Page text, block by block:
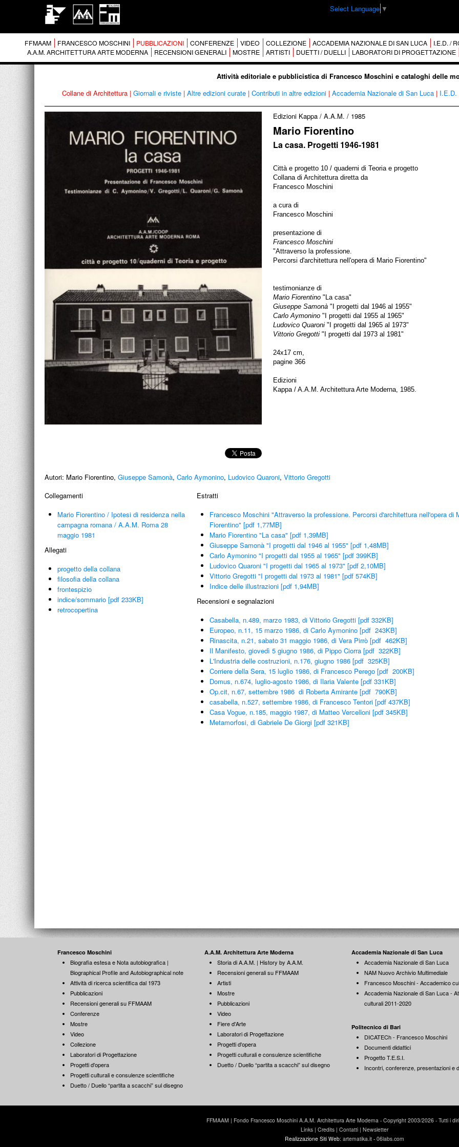
Select Language ▼
FFMAAM FRANCESCO MOSCHINI PUBBLICAZIONI CONFERENZE VIDEO COLLEZIONE ACCADEMIA NAZIONALE DI SAN LUCA I.E.D. /
A.A.M. ARCHITETTURA ARTE MODERNA
RECENSIONI GENERALI MOSTRE ARTISTI DUETTI / DUELLI LABORATORI DI PROGETTAZIONE
Attività editoriale e pubblicistica di Francesco Moschini e cataloghi delle
Collane di Architettura | Giornali e riviste | Altre edizioni curate | Contributi in altre edizioni | Accademia Nazionale di San Luca | I.E.D.
Edizioni Kappa / A.A.M. / 1985
Mario Fiorentino
La casa. Progetti 1946-1981
Città e progetto 10 / quaderni di Teoria e progetto
Collana di Architettura diretta da
Francesco Moschini
a cura di
Francesco Moschini
presentazione di
Francesco Moschini
"Attraverso la professione.
Percorsi d'architettura nell'opera di Mario Fiorentino"
testimonianze di
Mario Fiorentino "La casa"
Giuseppe Samonà"I progetti dal 1946 al 1955"
Carlo Aymonino "I progetti dal 1955 al 1965"
Ludovico Quaroni "I progetti dal 1965 al 1973"
Vittorio Gregotti "I progetti dal 1973 al 1981"
24x17 cm,
pagine 366
Edizioni
Kappa / A.A.M. Architettura Arte Moderna, 1985.
Autori: Mario Fiorentino, Giuseppe Samonà, Carlo Aymonino, Ludovico Quaroni, Vittorio Gregotti
Collegamenti
Mario Fiorentino / Ipotesi di residenza nella
campagna romana / A.A.M. Roma 28
maggio 1981
Allegati
progetto della collana
filosofia della collana
frontespizio
indice/sommario [pdf 233KB]
retrocopertina
Estratti
Francesco Moschini "Attraverso la professione. Percorsi d'architettura nell'opera di
Fiorentino" [pdf 1,77MB]
Mario Fiorentino "La casa" [pdf 1,39MB]
Giuseppe Samonà "I progetti dal 1946 al 1955" [pdf 1,48MB]
Carlo Aymonino "I progetti dal 1955 al 1965" [pdf 399KB]
Ludovico Quaroni "I progetti dal 1965 al 1973" [pdf 2,10MB]
Vittorio Gregotti "I progetti dal 1973 al 1981" [pdf 574KB]
Indice delle illustrazioni [pdf 1,94MB]
Recensioni e segnalazioni
Casabella, n.489, marzo 1983, di Vittorio Gregotti [pdf 332KB]
Europeo, n.11, 15 marzo 1986, di Carlo Aymonino [pdf 243KB]
Rinascita, n.21, sabato 31 maggio 1986, di Vera Pirrò [pdf 462KB]
Il Manifesto, giovedì 5 giugno 1986, di Pippo Ciorra [pdf 322KB]
L'Industria delle costruzioni, n.176, giugno 1986 [pdf 325KB]
Corriere della Sera, 15 luglio 1986, di Francesco Perego [pdf 200KB]
Domus, n.674, luglio-agosto 1986, di Ilaria Valente [pdf 331KB]
Op.cit, n.67, settembre 1986 di Roberta Amirante [pdf 790KB]
casabella, n.527, settembre 1986, di Francesco Tentori [pdf 437KB]
Casa Vogue, n.185, maggio 1987, di Matteo Vercelloni [pdf 345KB]
Metamorfosi, di Gabriele De Giorgi [pdf 321KB]
Francesco Moschini
Biografia estesa e Nota autobiografica |
Biographical Profile and Autobiographical note
Attività di ricerca scientifica dal 1973
Pubblicazioni
Recensioni generali su FFMAAM
Conferenze
Mostre
Video
Collezione
Laboratori di Progettazione
Progetti d'opera
Progetti culturali e consulenze scientifiche
Duetto / Duello “partita a scacchi” sul disegno
A.A.M. Architettura Arte Moderna
Storia di A.A.M. | History by A.A.M.
Recensioni generali su FFMAAM
Artisti
Mostre
Pubblicazioni
Video
Fiere d'Arte
Laboratori di Progettazione
Progetti d'opera
Progetti culturali e consulenze scientifiche
Duetto / Duello “partita a scacchi” sul disegno
Accademia Nazionale di San Luca
Accademia Nazionale di San Luca
NAM Nuovo Archivio Multimediale
Francesco Moschini - Accademico
Accademia Nazionale di San Luca -
culturali 2011-2020
Politecnico di Bari
DICATECh - Francesco Moschini
Documenti didattici
Progetto T.E.S.I.
Incontri, conferenze, presentazioni e
FFMAAM | Fondo Francesco Moschini A.A.M. Architettura Arte Moderna - Copyright 2003/2026 - Tutti i
Links | Credits | Contatti | Newsletter
Realizzazione Siti Web: artematika.it- 06labs.com